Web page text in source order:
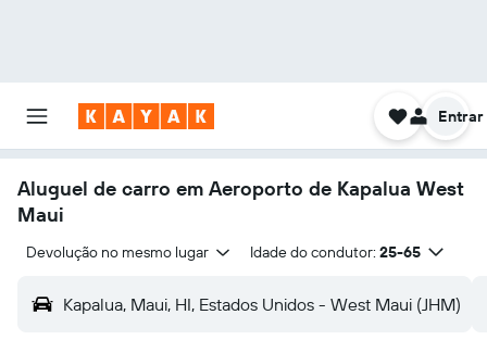
Entrar
Aluguel de carro em Aeroporto de Kapalua West
Maui
Devolução no mesmo lugar Idade do condutor: 25-65
Kapalua, Maui, HI, Estados Unidos - West Maui (JHM)